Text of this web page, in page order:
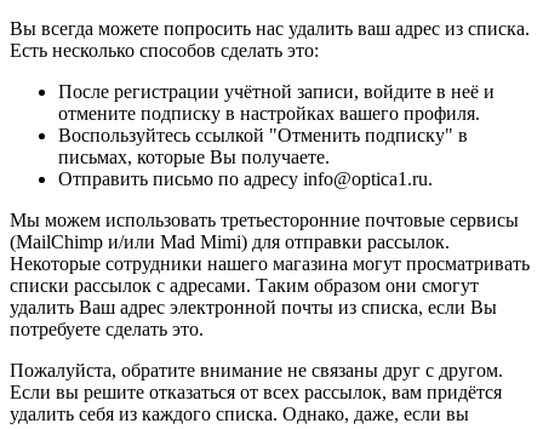
Вы всегда можете попросить нас удалить ваш адрес из списка.
Есть несколько способов сделать это:
После регистрации учётной записи, войдите в неё и
отмените подписку в настройках вашего профиля.
Воспользуйтесь ссылкой "Отменить подписку" в
письмах, которые Вы получаете.
Отправить письмо по адресу info@optica1.ru.
Мы можем использовать третьесторонние почтовые сервисы
(MailChimp и/или Mad Mimi) для отправки рассылок.
Некоторые сотрудники нашего магазина могут просматривать
списки рассылок с адресами. Таким образом они смогут
удалить Ваш адрес электронной почты из списка, если Вы
потребуете сделать это.
Пожалуйста, обратите внимание не связаны друг с другом.
Если вы решите отказаться от всех рассылок, вам придётся
удалить себя из каждого списка. Однако, даже, если вы